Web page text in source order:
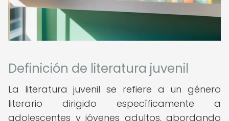
Definición de literatura juvenil
La literatura juvenil se refiere a un género
literario dirigido específicamente a
adolescentes y jóvenes adultos, abordando